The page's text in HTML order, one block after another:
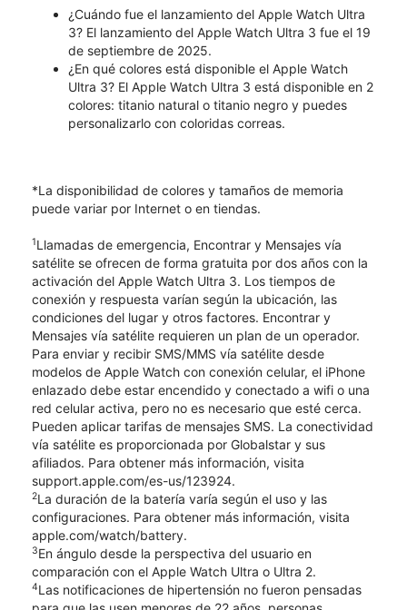
¿Cuándo fue el lanzamiento del Apple Watch Ultra
3? El lanzamiento del Apple Watch Ultra 3 fue el 19
de septiembre de 2025.
¿En qué colores está disponible el Apple Watch
Ultra 3? El Apple Watch Ultra 3 está disponible en 2
colores: titanio natural o titanio negro y puedes
personalizarlo con coloridas correas.
*La disponibilidad de colores y tamaños de memoria
puede variar por Internet o en tiendas.
1Llamadas de emergencia, Encontrar y Mensajes vía
satélite se ofrecen de forma gratuita por dos años con la
activación del Apple Watch Ultra 3. Los tiempos de
conexión y respuesta varían según la ubicación, las
condiciones del lugar y otros factores. Encontrar y
Mensajes vía satélite requieren un plan de un operador.
Para enviar y recibir SMS/MMS vía satélite desde
modelos de Apple Watch con conexión celular, el iPhone
enlazado debe estar encendido y conectado a wifi o una
red celular activa, pero no es necesario que esté cerca.
Pueden aplicar tarifas de mensajes SMS. La conectividad
vía satélite es proporcionada por Globalstar y sus
afiliados. Para obtener más información, visita
support.apple.com/es-us/123924.
2La duración de la batería varía según el uso y las
configuraciones. Para obtener más información, visita
apple.com/watch/battery.
3En ángulo desde la perspectiva del usuario en
comparación con el Apple Watch Ultra o Ultra 2.
4Las notificaciones de hipertensión no fueron pensadas